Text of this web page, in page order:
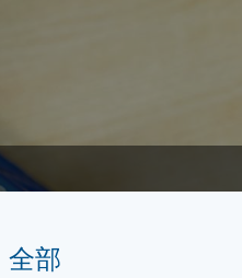
全部